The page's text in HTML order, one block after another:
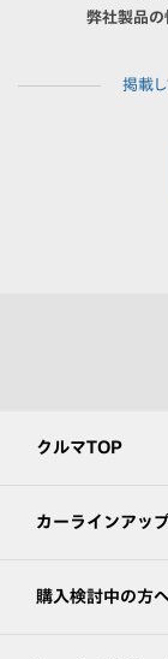
弊社製品の
クルマTOP
カーラインアッ
購入検討中の方